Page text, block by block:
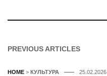
PREVIOUS ARTICLES
HOME > КУЛЬТУРА 25.02.2026